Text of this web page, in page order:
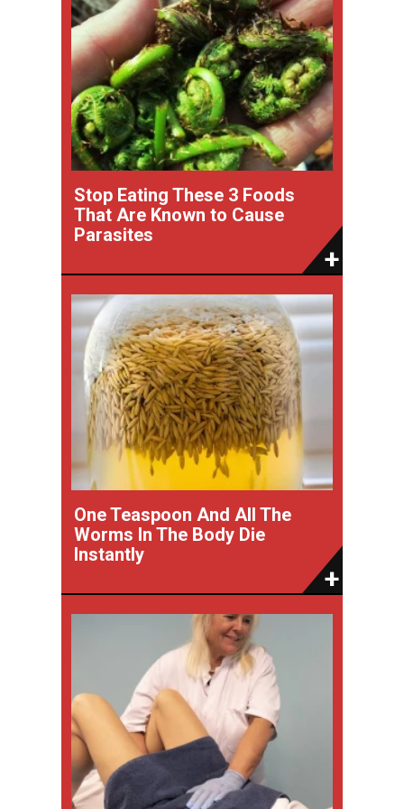
Stop Eating These 3 Foods
That Are Known to Cause
Parasites
One Teaspoon And All The
Worms In The Body Die
Instantly